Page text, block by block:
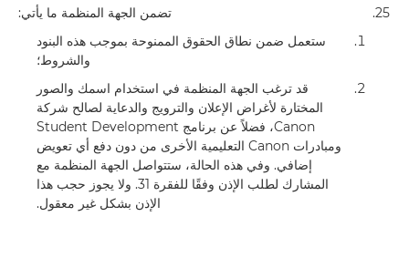
25.
تضمن الجهة المنظمة ما يأتي:
ستعمل ضمن نطاق الحقوق الممنوحة بموجب هذه البنود
والشروط؛
قد ترغب الجهة المنظمة في استخدام اسمك والصور
المختارة لأغراض الإعلان والترويج والدعاية لصالح شركة
Canon، فضلاً عن برنامج Student Development
ومبادرات Canon التعليمية الأخرى من دون دفع أي تعويض
إضافي. وفي هذه الحالة، ستتواصل الجهة المنظمة مع
المشارك لطلب الإذن وفقًا للفقرة 31. ولا يجوز حجب هذا
الإذن بشكل غير معقول.